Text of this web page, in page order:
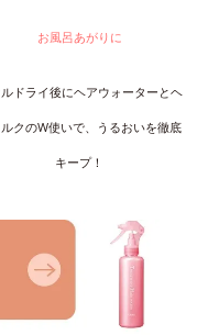
お風呂あがりに
ドライ後にヘアウォーターとヘ
クのW使いで、うるおいを徹底
キープ！